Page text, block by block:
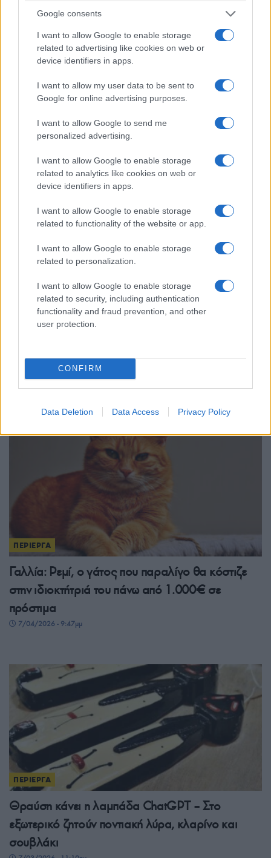
Google consents
I want to allow Google to enable storage
related to advertising like cookies on web or
device identifiers in apps.
I want to allow my user data to be sent to
Google for online advertising purposes.
I want to allow Google to send me
personalized advertising.
I want to allow Google to enable storage
related to analytics like cookies on web or
device identifiers in apps.
I want to allow Google to enable storage
related to functionality of the website or app.
I want to allow Google to enable storage
related to personalization.
I want to allow Google to enable storage
related to security, including authentication
functionality and fraud prevention, and other
user protection.
CONFIRM
Data Deletion Data Access Privacy Policy
Γάμος και υγεία: Τι δείχνει μεγάλη αμερικανική
μελέτη για τον κίνδυνο καρκίνου
16/04/2026 - 9:18μμ
ΠΕΡΙΕΡΓΑ
Vintage Toys: Το «κυνήγι του χαμένου θησαυρού»
στις αναμνήσεις των 70s, 80s και 90s
12/04/2026 - 12:10μμ
ΠΕΡΙΕΡΓΑ
Γαλλία: Ρεμί, ο γάτος που παραλίγο θα κόστιζε
στην ιδιοκτήτριά του πάνω από 1.000€ σε
πρόστιμα
7/04/2026 - 9:47μμ
ΠΕΡΙΕΡΓΑ
Θραύση κάνει η λαμπάδα ChatGPT – Στο
εξωτερικό ζητούν ποντιακή λύρα, κλαρίνο και
σουβλάκι